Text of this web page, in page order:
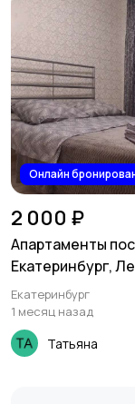
Онлайн
2 000 ₽
Апартаменты
Екатеринбург,
Екатеринбург
1 месяц назад
Татьяна